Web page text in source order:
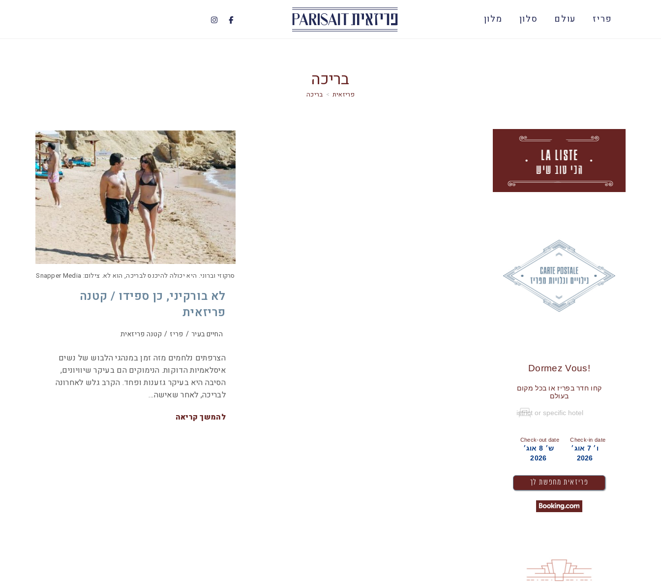
פריז עולם סלון מלון
בריכה
> בריכה
סרקוזי וברוני. היא יכולה להיכנס לבריכה, הוא לא. צילום: Snapper Media
לא בורקיני, כן ספידו / קטנה
פריזאית
החיים בעיר / פריז / קטנה פריזאית
הצרפתים נלחמים מזה זמן במנהגי הלבוש של נשים
איסלאמיות הדוקות. הנימוקים הם בעיקר שיוויונים,
הסיבה היא בעיקר גזענות ופחד. הקרב גלש לאחרונה
לבריכה, לאחר שאישה…
להמשך קריאה
!Dormez Vous
קחו חדר בפריז או בכל מקום
בעולם
Check-in date
ו׳ 7 אוג׳
2026
Check-out date
ש׳ 8 אוג׳
2026